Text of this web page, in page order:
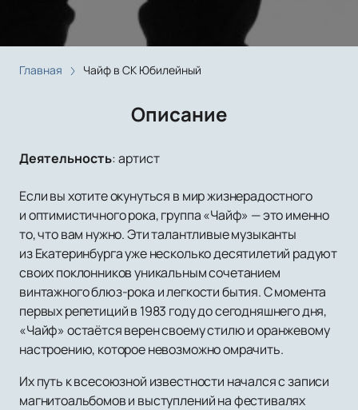
Главная Чайф в СК Юбилейный
Описание
Деятельность:артист
Если вы хотите окунуться в мир жизнерадостного
и оптимистичного рока, группа «Чайф» — это именно
то, что вам нужно. Эти талантливые музыканты
из Екатеринбурга уже несколько десятилетий радуют
своих поклонников уникальным сочетанием
винтажного блюз-рока и легкости бытия. С момента
первых репетиций в 1983 году до сегодняшнего дня,
«Чайф» остаётся верен своему стилю и оранжевому
настроению, которое невозможно омрачить.
Их путь к всесоюзной известности начался с записи
магнитоальбомов и выступлений на фестивалях